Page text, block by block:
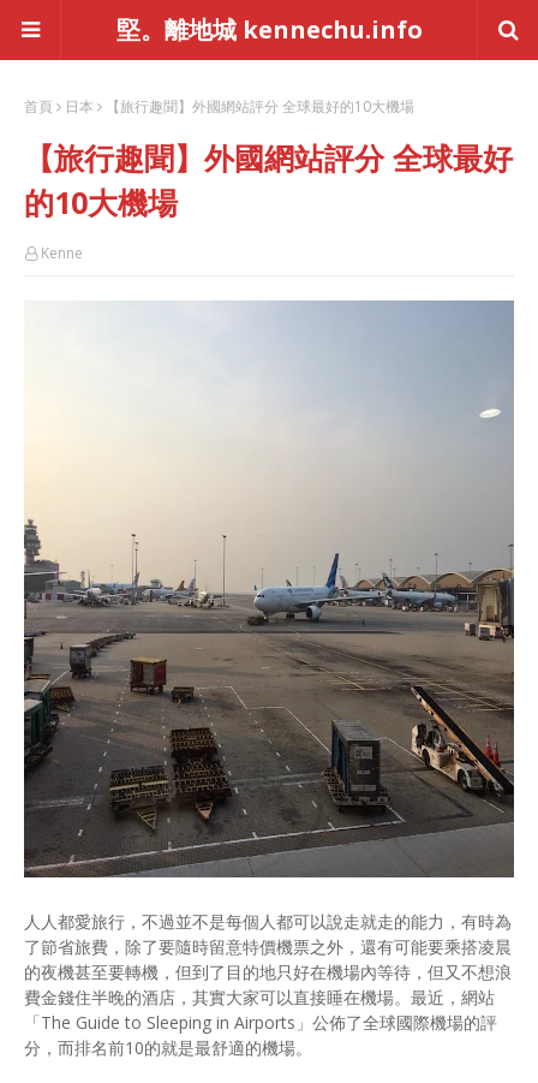
堅。離地城 kennechu.info
首頁 日本 【旅行趣聞】外國網站評分 全球最好的10大機場
【旅行趣聞】外國網站評分 全球最好
的10大機場
Kenne
人人都愛旅行，不過並不是每個人都可以說走就走的能力，有時為
了節省旅費，除了要隨時留意特價機票之外，還有可能要乘搭凌晨
的夜機甚至要轉機，但到了目的地只好在機場內等待，但又不想浪
費金錢住半晚的酒店，其實大家可以直接睡在機場。最近，網站
「The Guide to Sleeping in Airports」公佈了全球國際機場的評
分，而排名前10的就是最舒適的機場。